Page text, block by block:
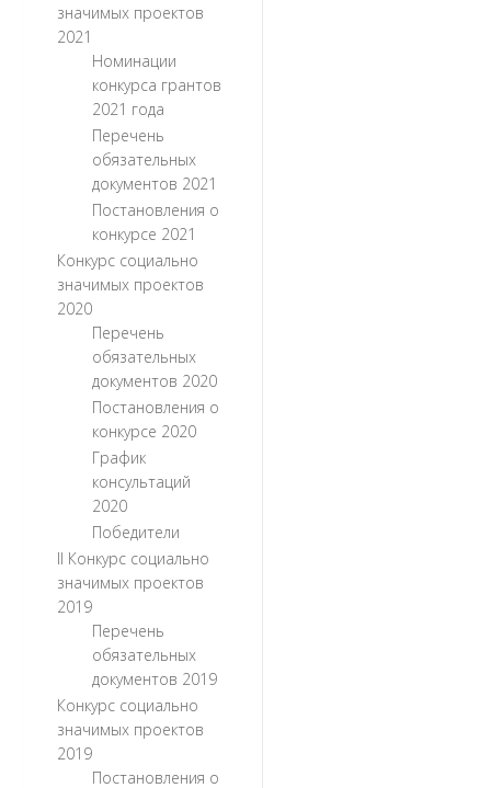
значимых проектов
2021
Номинации
конкурса грантов
2021 года
Перечень
обязательных
документов 2021
Постановления о
конкурсе 2021
Конкурс социально
значимых проектов
2020
Перечень
обязательных
документов 2020
Постановления о
конкурсе 2020
График
консультаций
2020
Победители
II Конкурс социально
значимых проектов
2019
Перечень
обязательных
документов 2019
Конкурс социально
значимых проектов
2019
Постановления о